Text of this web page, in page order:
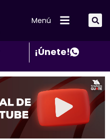
Menú
¡Únete!